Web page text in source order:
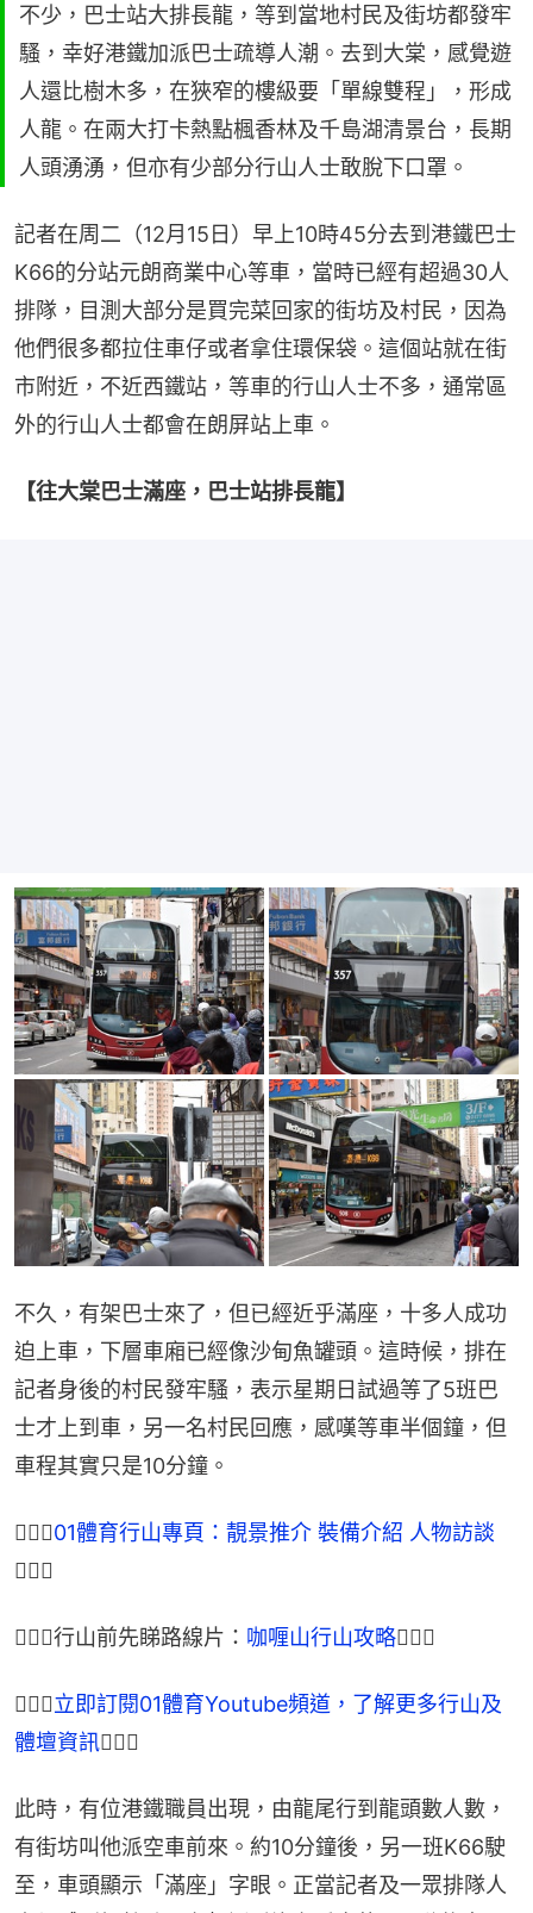
不少，巴士站大排長龍，等到當地村民及街坊都發牢
騷，幸好港鐵加派巴士疏導人潮。去到大棠，感覺遊
人還比樹木多，在狹窄的樓級要「單線雙程」，形成
人龍。在兩大打卡熱點楓香林及千島湖清景台，長期
人頭湧湧，但亦有少部分行山人士敢脫下口罩。
記者在周二（12月15日）早上10時45分去到港鐵巴士
K66的分站元朗商業中心等車，當時已經有超過30人
排隊，目測大部分是買完菜回家的街坊及村民，因為
他們很多都拉住車仔或者拿住環保袋。這個站就在街
市附近，不近西鐵站，等車的行山人士不多，通常區
外的行山人士都會在朗屏站上車。
【往大棠巴士滿座，巴士站排長龍】
不久，有架巴士來了，但已經近乎滿座，十多人成功
迫上車，下層車廂已經像沙甸魚罐頭。這時候，排在
記者身後的村民發牢騷，表示星期日試過等了5班巴
士才上到車，另一名村民回應，感嘆等車半個鐘，但
車程其實只是10分鐘。
🏃🏽‍♂01體育行山專頁：靚景推介 裝備介紹 人物訪談
🏃🏾‍♀
🏃🏽‍♂行山前先睇路線片： 咖喱山行山攻略🏃🏾‍♀
🏃🏽‍♂立即訂閱01體育Youtube頻道，了解更多行山及
體壇資訊🏃🏾‍♀
此時，有位港鐵職員出現，由龍尾行到龍頭數人數，
有街坊叫他派空車前來。約10分鐘後，另一班K66駛
至，車頭顯示「滿座」字眼。正當記者及一眾排隊人